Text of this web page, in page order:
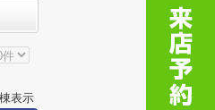
棟表示